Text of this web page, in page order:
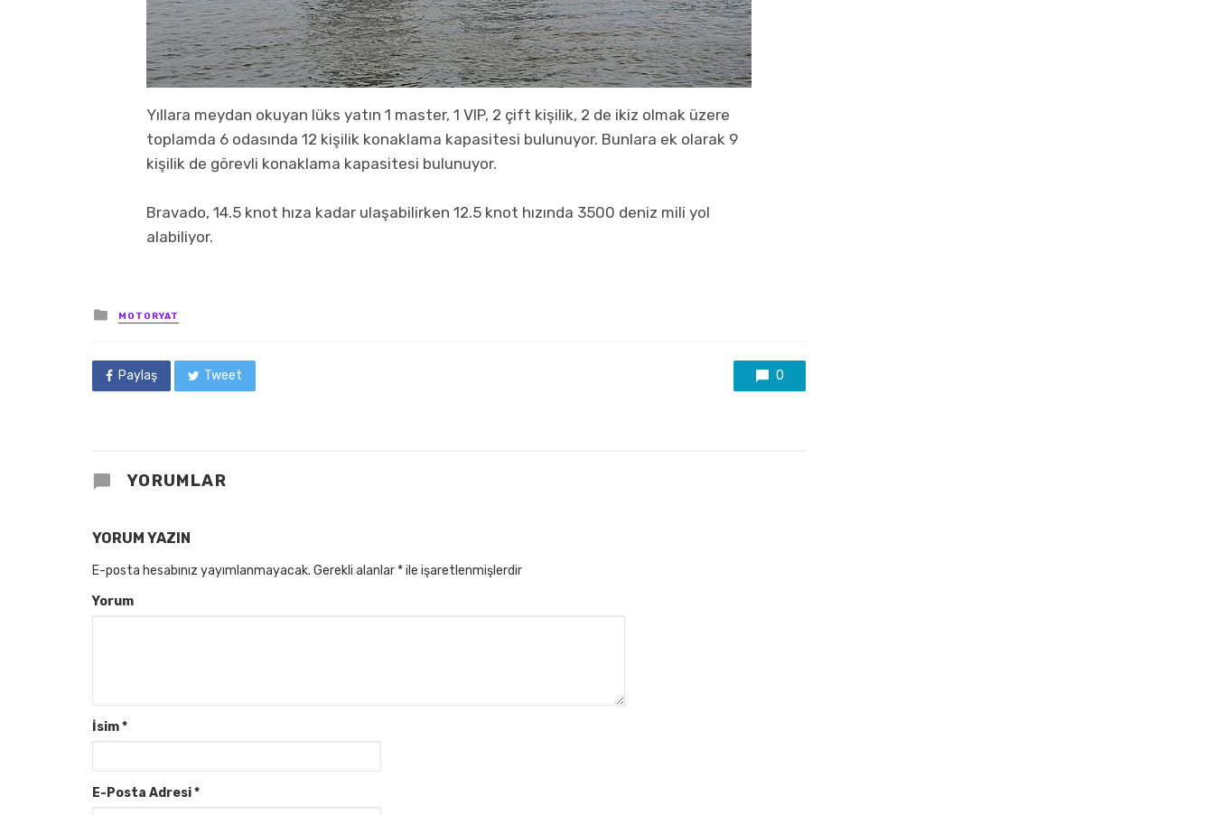
Yıllara meydan okuyan lüks yatın 1 master, 1 VIP, 2 çift kişilik, 2 de ikiz olmak üzere
toplamda 6 odasında 12 kişilik konaklama kapasitesi bulunuyor. Bunlara ek olarak 9
kişilik de görevli konaklama kapasitesi bulunuyor.
Bravado, 14.5 knot hıza kadar ulaşabilirken 12.5 knot hızında 3500 deniz mili yol
alabiliyor.
Posted
in
MOTORYAT
Paylaş Tweet 0
YORUMLAR
YORUM YAZIN
E-posta hesabınız yayımlanmayacak. Gerekli alanlar *ile işaretlenmişlerdir
Yorum
İsim*
E-Posta Adresi*